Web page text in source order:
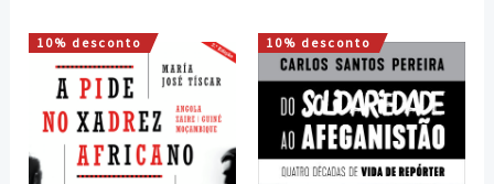
10% desconto
O
preço
original
era:
18,00 €.
O
preço
atual
é:
16,20 €.
10% desconto
O
preço
original
era:
17,00 €.
O
preço
atual
é:
15,30 €.